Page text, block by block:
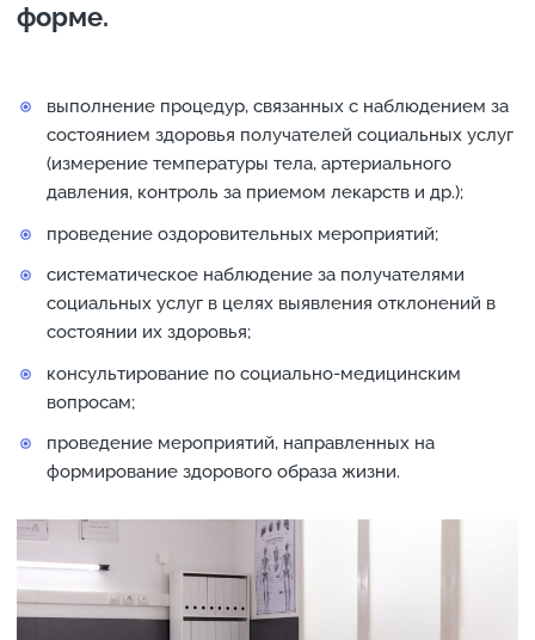
форме.
выполнение процедур, связанных с наблюдением за
состоянием здоровья получателей социальных услуг
(измерение температуры тела, артериального
давления, контроль за приемом лекарств и др.);
проведение оздоровительных мероприятий;
систематическое наблюдение за получателями
социальных услуг в целях выявления отклонений в
состоянии их здоровья;
консультирование по социально-медицинским
вопросам;
проведение мероприятий, направленных на
формирование здорового образа жизни.